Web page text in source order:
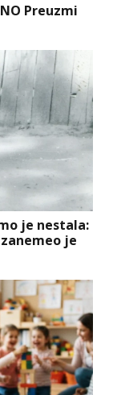
Preuzmi
je nestala:
je